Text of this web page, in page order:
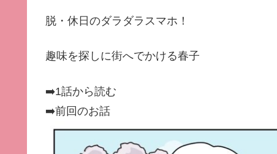
脱・休日のダラダラスマホ！
趣味を探しに街へでかける春子
➡️1話から読む
➡️前回のお話